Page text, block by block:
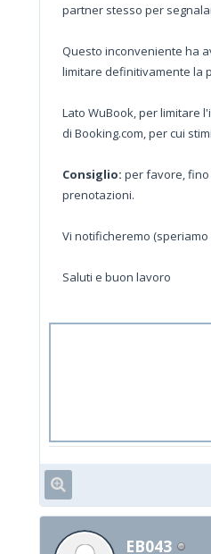
partner stesso per
Questo inconveniente ha
limitare definitivamente la
Lato WuBook, per limitare
di Booking.com, per cui
Consiglio: per favore, fino
prenotazioni.
Vi notificheremo
Saluti e buon lavoro
EB043